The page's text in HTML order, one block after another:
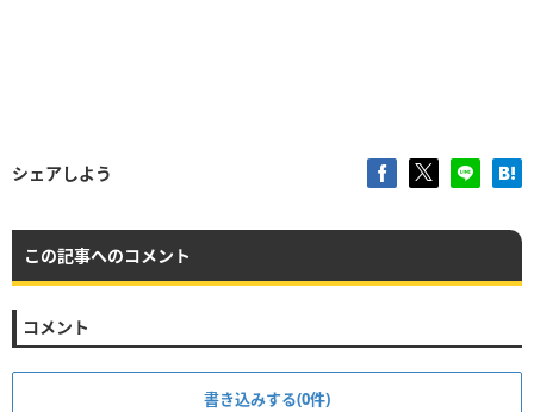
シェアしよう
この記事へのコメント
コメント
書き込みする(0件)